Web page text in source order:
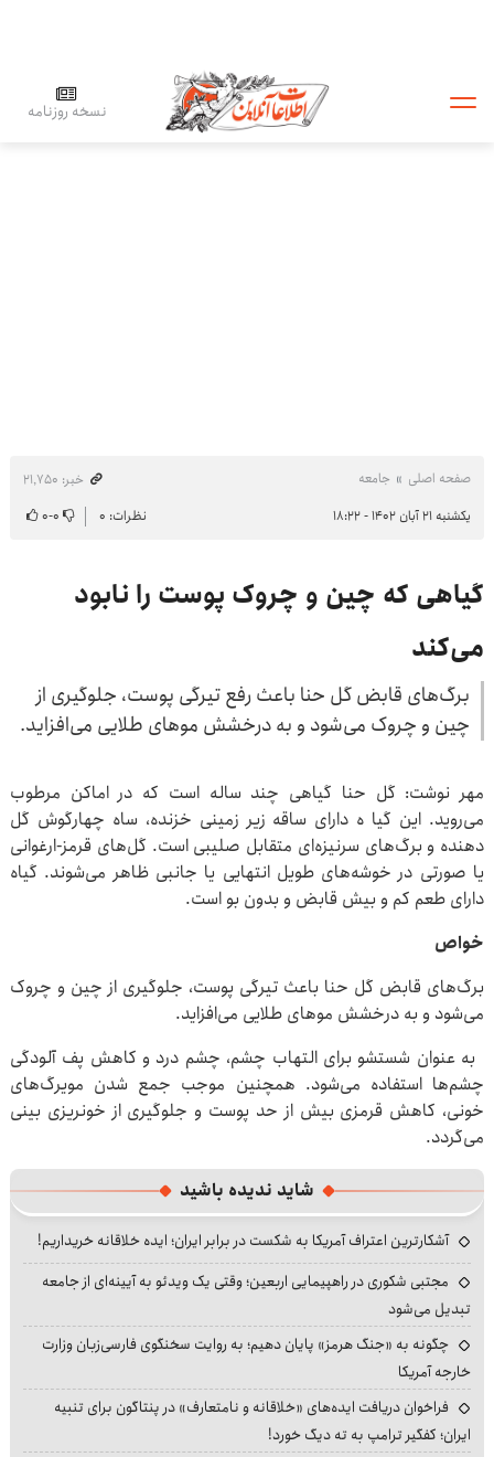
نسخه روزنامه
صفحه اصلی جامعه
خبر: ۲۱٬۷۵۰
یکشنبه ۲۱ آبان ۱۴۰۲ - ۱۸:۲۲
نظرات: ۰ ۰-۰
گیاهی که چین و چروک پوست را نابود
می‌کند
برگ‌های قابض گل حنا باعث رفع تیرگی پوست، جلوگیری از
چین و چروک می‌شود و به درخشش مو‌های طلایی می‌افزاید.
مهر نوشت: گل حنا گیاهی چند ساله است که در اماکن مرطوب
می‌روید. این گیا ه دارای ساقه زیر زمینی خزنده، ساه چهارگوش گل
دهنده و برگ‌های سرنیزه‌ای متقابل صلیبی است. گل‌های قرمز-ارغوانی
یا صورتی در خوشه‌های طویل انتهایی یا جانبی ظاهر می‌شوند. گیاه
دارای طعم کم و بیش قابض و بدون بو است.
خواص
برگ‌های قابض گل حنا باعث تیرگی پوست، جلوگیری از چین و چروک
می‌شود و به درخشش مو‌های طلایی می‌افزاید.
به عنوان شستشو برای التهاب چشم، چشم درد و کاهش پف آلودگی
چشم‌ها استفاده می‌شود. همچنین موجب جمع شدن مویرگ‌های
خونی، کاهش قرمزی بیش از حد پوست و جلوگیری از خونریزی بینی
می‌گردد.
شاید ندیده باشید
آشکارترین اعتراف آمریکا به شکست در برابر ایران؛ ایده خلاقانه خریداریم!
مجتبی شکوری در راهپیمایی اربعین؛ وقتی یک ویدئو به آیینه‌ای از جامعه
تبدیل می‌شود
چگونه به «جنگ هرمز» پایان دهیم؛ به روایت سخنگوی فارسی‌زبان وزارت
خارجه آمریکا
فراخوان دریافت ایده‌های «خلاقانه و نامتعارف» در پنتاگون برای تنبیه
ایران؛ کفگیر ترامپ به ته دیگ خورد!